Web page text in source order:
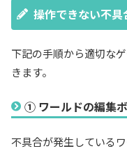
操作できない不具
下記の手順から適切な
きます。
① ワールドの編集
不具合が発生している